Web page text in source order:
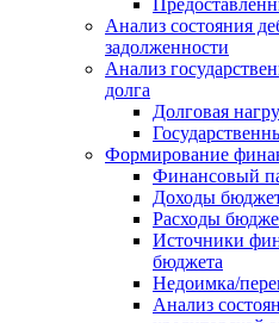
Анализ состояния
задолженности
Анализ
долга
Долговая
Формирование
Финансовый
Доходы
Расходы
Источники
бюджета
Недоимка/
Анализ